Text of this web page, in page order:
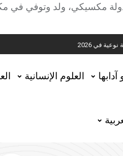
مكسيكي، ولد وتوفي في
في 2026
العلوم الإنسانية